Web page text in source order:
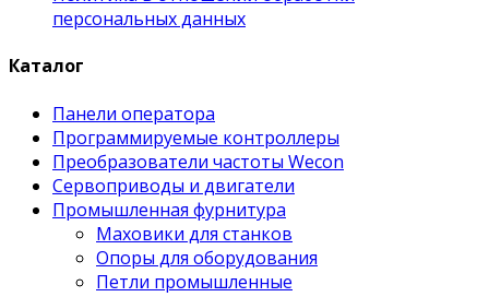
персональных данных
Каталог
Панели оператора
Программируемые контроллеры
Преобразователи частоты Wecon
Сервоприводы и двигатели
Промышленная фурнитура
Маховики для станков
Опоры для оборудования
Петли промышленные